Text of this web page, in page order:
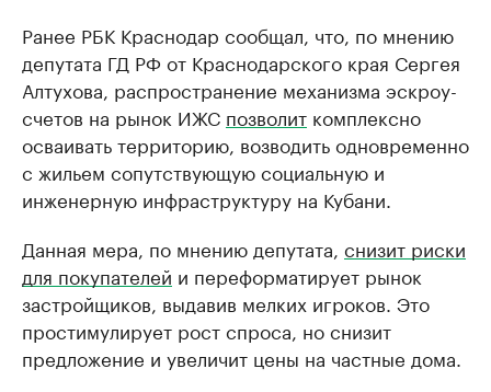
Ранее РБК Краснодар сообщал, что, по мнению
депутата ГД РФ от Краснодарского края Сергея
Алтухова, распространение механизма эскроу-
счетов на рынок ИЖС позволит комплексно
осваивать территорию, возводить одновременно
с жильем сопутствующую социальную и
инженерную инфраструктуру на Кубани.
Данная мера, по мнению депутата, снизит риски
для покупателей и переформатирует рынок
застройщиков, выдавив мелких игроков. Это
простимулирует рост спроса, но снизит
предложение и увеличит цены на частные дома.